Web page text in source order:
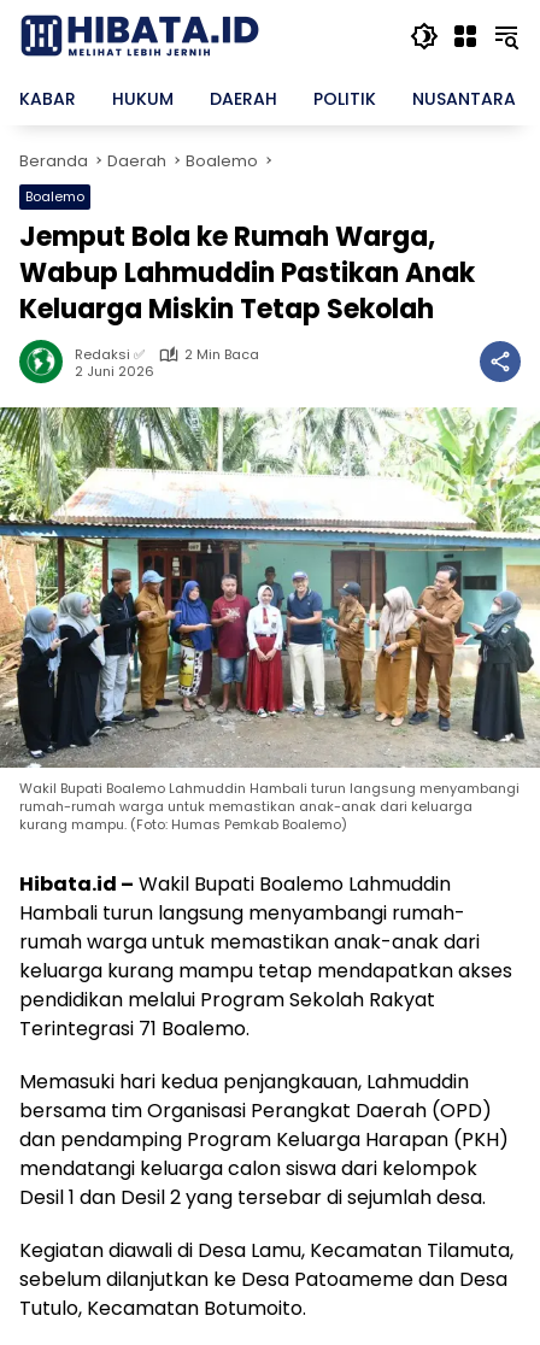
Langsung
konten
KABAR
HUKUM DAERAH POLITIK NUSANTARA
Beranda Daerah Boalemo
Boalemo
Jemput Bola ke Rumah Warga,
Wabup Lahmuddin Pastikan Anak
Keluarga Miskin Tetap Sekolah
Redaksi ✅
2 Min Baca
2 Juni 2026
Wakil Bupati Boalemo Lahmuddin Hambali turun langsung menyambangi
rumah-rumah warga untuk memastikan anak-anak dari keluarga
kurang mampu. (Foto: Humas Pemkab Boalemo)
Hibata.id – Wakil Bupati Boalemo Lahmuddin
Hambali turun langsung menyambangi rumah-
rumah warga untuk memastikan anak-anak dari
keluarga kurang mampu tetap mendapatkan akses
pendidikan melalui Program Sekolah Rakyat
Terintegrasi 71 Boalemo.
Memasuki hari kedua penjangkauan, Lahmuddin
bersama tim Organisasi Perangkat Daerah (OPD)
dan pendamping Program Keluarga Harapan (PKH)
mendatangi keluarga calon siswa dari kelompok
Desil 1 dan Desil 2 yang tersebar di sejumlah desa.
Kegiatan diawali di Desa Lamu, Kecamatan Tilamuta,
sebelum dilanjutkan ke Desa Patoameme dan Desa
Tutulo, Kecamatan Botumoito.